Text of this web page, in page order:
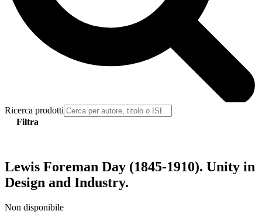
Ricerca prodotti
Filtra
Lewis Foreman Day (1845-1910). Unity in
Design and Industry.
Non disponibile